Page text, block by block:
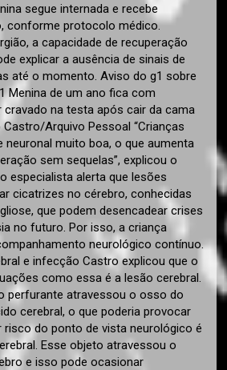
segue internada e recebe
conforme protocolo médico.
a capacidade de recuperação
explicar a ausência de sinais de
até o momento. Aviso do g1 sobre
Menina de um ano fica com
cravado na testa após cair da cama
Arquivo Pessoal “Crianças
neuronal muito boa, o que aumenta
sem sequelas”, explicou o
especialista alerta que lesões
cicatrizes no cérebro, conhecidas
que podem desencadear crises
no futuro. Por isso, a criança
neurológico contínuo.
e infecção Castro explicou que o
como essa é a lesão cerebral.
perfurante atravessou o osso do
cerebral, o que poderia provocar
risco do ponto de vista neurológico é
Esse objeto atravessou o
e isso pode ocasionar